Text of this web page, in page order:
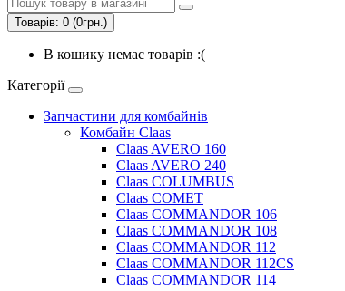
Товарів: 0 (0грн.)
В кошику немає товарів :(
Категорії
Запчастини для комбайнів
Комбайн Claas
Claas AVERO 160
Claas AVERO 240
Claas COLUMBUS
Claas COMET
Claas COMMANDOR 106
Claas COMMANDOR 108
Claas COMMANDOR 112
Claas COMMANDOR 112CS
Claas COMMANDOR 114